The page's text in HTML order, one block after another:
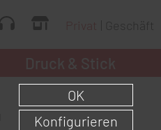
Geschäft
OK
Konfigurieren